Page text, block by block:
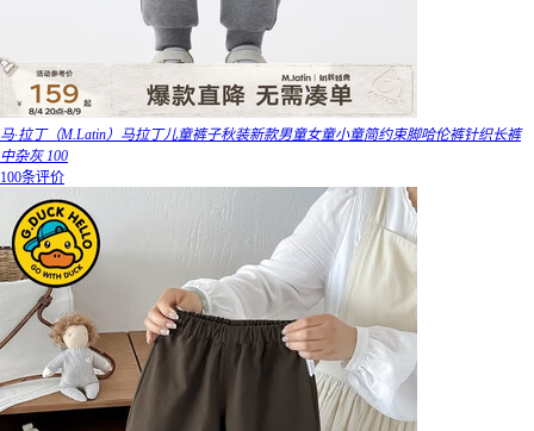
马·拉丁（M.Latin）马拉丁儿童裤子秋装新款男童女童小童简约束脚哈伦裤针织长裤
中杂灰 100
100条评价